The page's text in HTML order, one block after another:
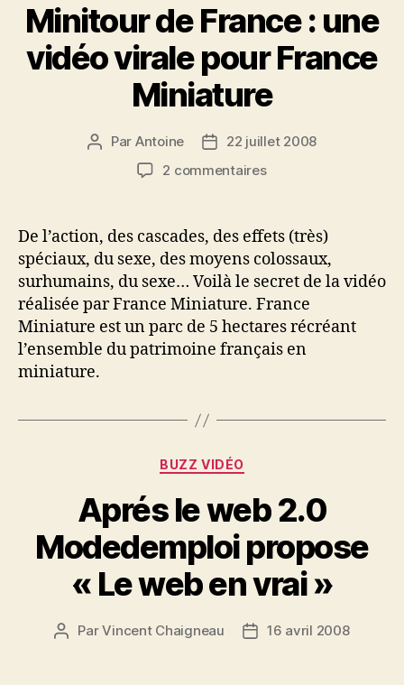
Minitour de France : une
vidéo virale pour France
Miniature
Auteur
Par Antoine
Date22 juillet 2008
2 commentairessur
France
une
vidéo
virale
pour
France
De l’action, des cascades, des effets (très)
spéciaux, du sexe, des moyens colossaux,
surhumains, du sexe… Voilà le secret de la vidéo
réalisée par France Miniature. France
Miniature est un parc de 5 hectares récréant
l’ensemble du patrimoine français en
miniature.
Catégories
BUZZ VIDÉO
Aprés le web 2.0
Modedemploi propose
« Le web en vrai »
Auteur
ParVincent Chaigneau
Date16 avril 2008